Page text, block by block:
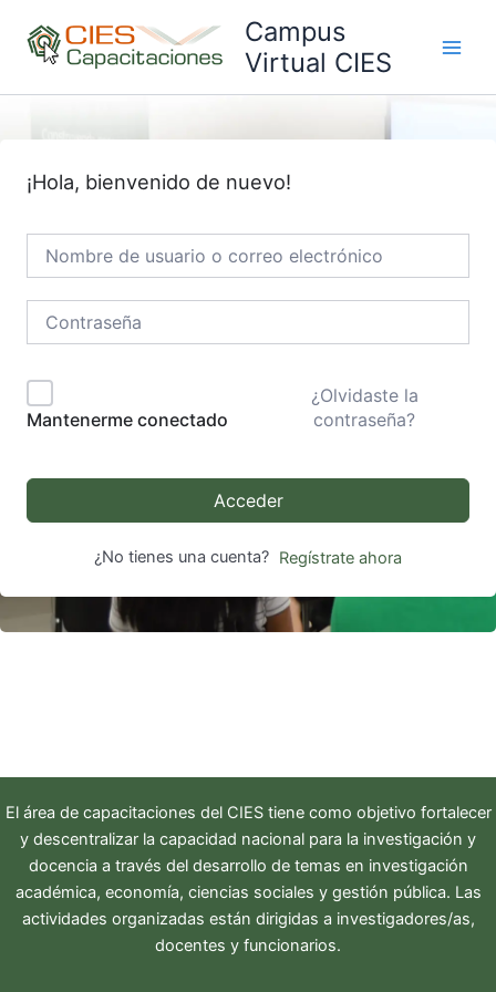
contenido
Campus
Virtual CIES
¡Hola, bienvenido de nuevo!
Mantenerme conectado
¿Olvidaste la
contraseña?
Acceder
¿No tienes una cuenta? Regístrate ahora
El área de capacitaciones del CIEStiene como objetivo fortalecer
y descentralizar la capacidad nacional para la investigación y
docencia a través del desarrollo de temas en investigación
académica, economía, ciencias sociales y gestión pública. Las
actividades organizadas están dirigidas a investigadores/as,
docentes y funcionarios.